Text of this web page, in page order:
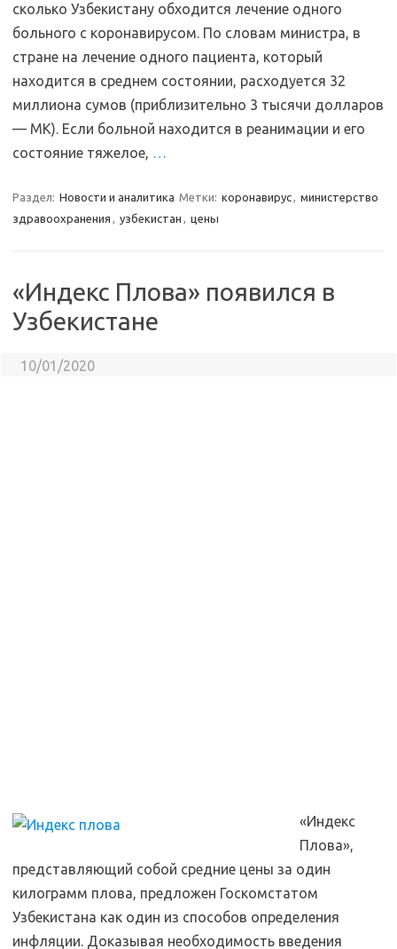
сколько Узбекистану обходится лечение одного
больного с коронавирусом. По словам министра, в
стране на лечение одного пациента, который
находится в среднем состоянии, расходуется 32
миллиона сумов (приблизительно 3 тысячи долларов
— МК). Если больной находится в реанимации и его
состояние тяжелое, …
Раздел: Новости и аналитика Метки: коронавирус, министерство
здравоохранения , узбекистан , цены
«Индекс Плова» появился в
Узбекистане
10/01/2020
«Индекс
Плова»,
представляющий собой средние цены за один
килограмм плова, предложен Госкомстатом
Узбекистана как один из способов определения
инфляции. Доказывая необходимость введения